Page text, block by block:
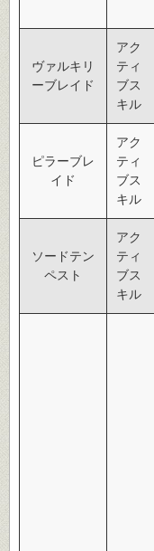
ヴァルキリ
ーブレイド
アク
ティ
ブス
キル
ピラーブレ
イド
アク
ティ
ブス
キル
ソードテン
ペスト
アク
ティ
ブス
キル